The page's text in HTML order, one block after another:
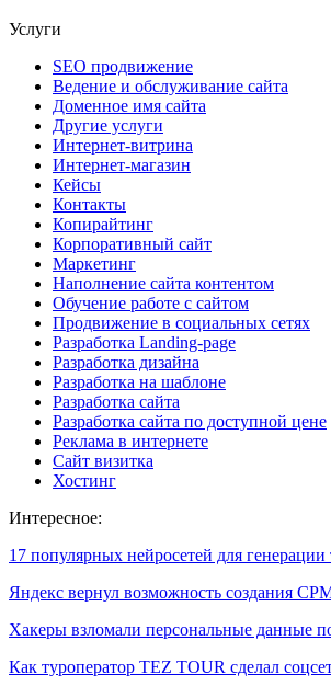
Услуги
SEO продвижение
Ведение и обслуживание сайта
Доменное имя сайта
Другие услуги
Интернет-витрина
Интернет-магазин
Кейсы
Контакты
Копирайтинг
Корпоративный сайт
Маркетинг
Наполнение сайта контентом
Обучение работе с сайтом
Продвижение в социальных сетях
Разработка Landing-page
Разработка дизайна
Разработка на шаблоне
Разработка сайта
Разработка сайта по доступной цене
Реклама в интернете
Сайт визитка
Хостинг
Интересное:
17 популярных нейросетей для
Яндекс вернул возможность создания
Хакеры взломали персональные данные
Как туроператор TEZ TOUR сделал